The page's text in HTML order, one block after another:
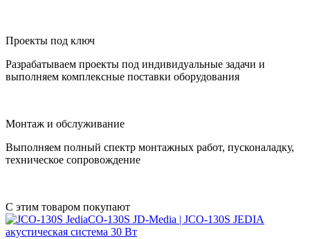
Проекты под ключ
Разрабатываем проекты под индивидуальные задачи и
выполняем комплексные поставки оборудования
Монтаж и обслуживание
Выполняем полный спектр монтажных работ, пусконаладку,
техническое сопровождение
С этим товаром покупают
CO-130S JD-Media | JCO-130S JEDIA
акустическая система 30 Вт